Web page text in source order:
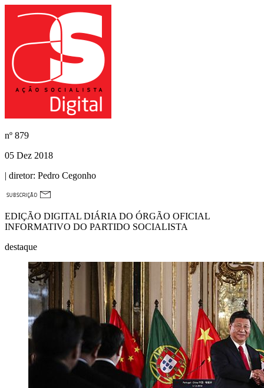
nº 879
05 Dez 2018
| diretor: Pedro Cegonho
EDIÇÃO DIGITAL DIÁRIA DO ÓRGÃO OFICIAL
INFORMATIVO DO PARTIDO SOCIALISTA
destaque